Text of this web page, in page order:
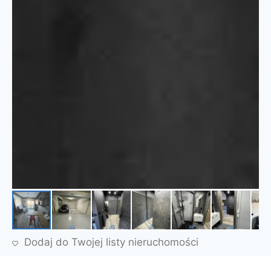
Dodaj do Twojej listy nieruchomości